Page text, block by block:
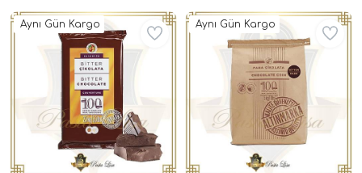
Aynı Gün Kargo Aynı Gün Kargo